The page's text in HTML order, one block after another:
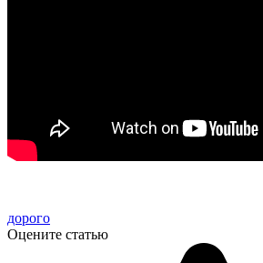
дорого
Оцените статью